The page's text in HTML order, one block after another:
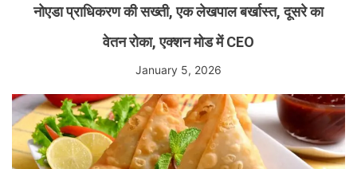
नोएडा प्राधिकरण की सख्ती, एक लेखपाल बर्खास्त, दूसरे का
वेतन रोका, एक्शन मोड में CEO
January 5, 2026